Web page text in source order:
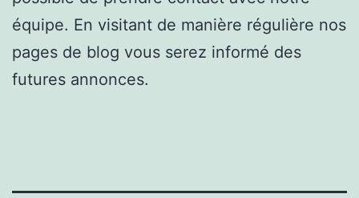
équipe. En visitant de manière régulière nos
pages de blog vous serez informé des
futures annonces.